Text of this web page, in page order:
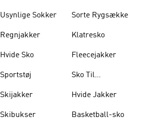
Usynlige Sokker
Regnjakker
Hvide Sko
Sportstøj
Skijakker
Skibukser
Sorte Rygsække
Klatresko
Fleecejakker
Sko Til
Hvide Jakker
Basketball-sko